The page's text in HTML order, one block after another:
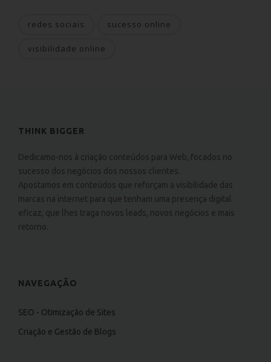
redes sociais sucesso online
visibilidade online
THINK BIGGER
Dedicamo-nos à criação conteúdos para Web, focados no
sucesso dos negócios dos nossos clientes.
Apostamos em conteúdos que reforçam a visibilidade das
marcas na internet para que tenham uma presença digital
eficaz, que lhes traga novos leads, novos negócios e mais
retorno.
NAVEGAÇÃO
SEO - Otimização de Sites
Criação e Gestão de Blogs